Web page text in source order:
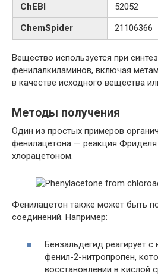
ChEBI
52052
ChemSpider
21106366
Вещество используется при
фенилалкиламинов, включая
в качестве исходного вещества
Методы получения
Один из простых примеров
фенилацетона — реакция
хлорацетоном.
Фенилацетон также может быть
соединений. Например:
Бензальдегид реагирует с
фенил-2-нитропропен,
восстановлении в кислой